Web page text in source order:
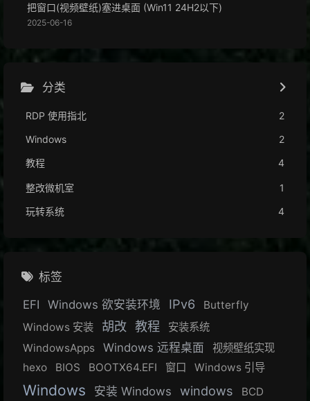
把窗口(视频壁纸)塞进桌面 (Win11 24H2以下)
2025-06-16
分类
RDP 使用指北
2
Windows
2
教程
4
整改微机室
1
玩转系统
4
标签
EFI
Windows 欲安装环境 IPv6
Butterfly
Windows 安装
胡改 教程
安装系统
WindowsApps
Windows 远程桌面
视频壁纸实现
hexo
BIOS BOOTX64.EFI 窗口 Windows 引导
Windows 安装 Windows windows
BCD